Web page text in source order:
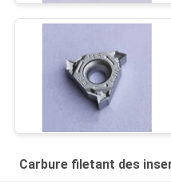
Carbure filetant des